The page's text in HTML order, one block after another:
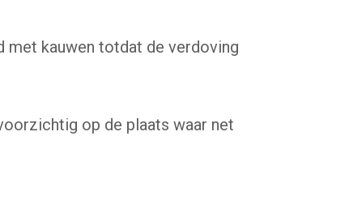
met kauwen totdat de verdoving
op de plaats waar net